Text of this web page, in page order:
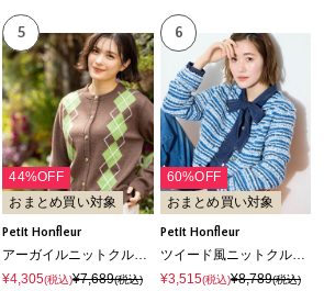
5
44%OFF
おまとめ買い対象
Petit Honfleur
アーガイルニットクルーネックカーディガン
¥4,305(税込)¥7,689(税込)
6
60%OFF
おまとめ買い対象
Petit Honfleur
ツイード風ニットクルーカーディガン【ハンドウォッシャブル】
¥3,515(税込)¥8,789(税込)